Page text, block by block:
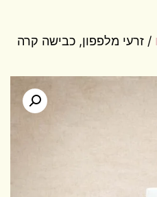
/ זרעי מלפפון, כבישה קרה